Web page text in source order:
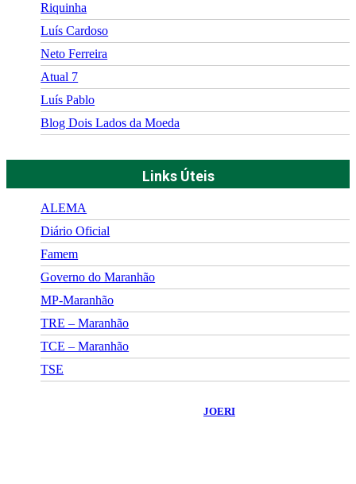
Riquinha
Luís Cardoso
Neto Ferreira
Atual 7
Luís Pablo
Blog Dois Lados da Moeda
Links Úteis
ALEMA
Diário Oficial
Famem
Governo do Maranhão
MP-Maranhão
TRE – Maranhão
TCE – Maranhão
TSE
JOERI